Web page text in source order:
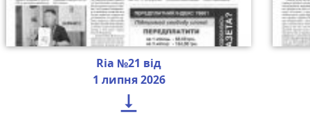
Ria №21 від
1 липня 2026
